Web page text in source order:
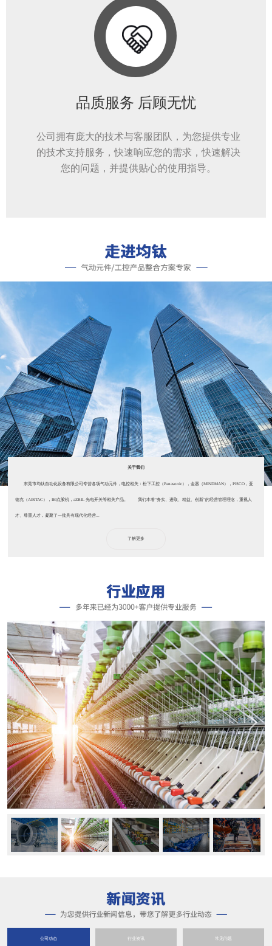
品质服务 后顾无忧
公司拥有庞大的技术与客服团队，为您提供专业
的技术支持服务，快速响应您的需求，快速解决
您的问题，并提供贴心的使用指导。
关于我们
东莞市均钛自动化设备有限公司专营各项气动元件，电控相关：松下工控（Panasonic），金器（MINDMAN），PISCO，亚
德克（AIRTAC），IEI点胶机，aZBIL 光电开关等相关产品。 我们本着“务实、进取、精益、创新”的经营管理理念，重视人
才、尊重人才，凝聚了一批具有现代化经营...
了解更多
公司动态 行业资讯 常见问题